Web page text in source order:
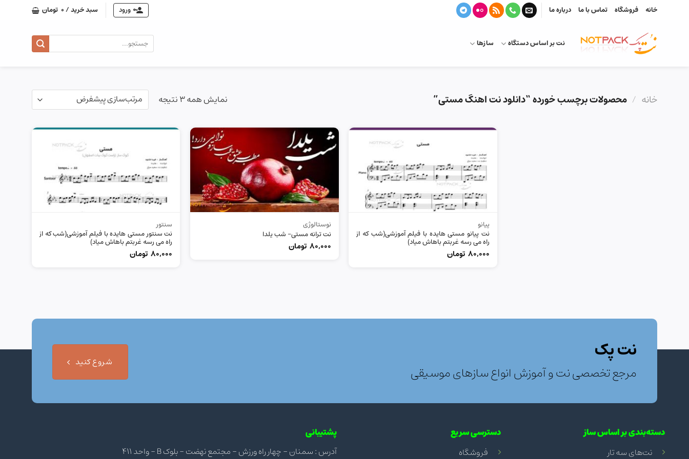
خانه فروشگاه تماس با ما درباره ما ورود سبد خرید /0 تومان
نت بر اساس دستگاه سازها
جستجو
برای:
خانه / محصولات برچسب خورده “دانلود نت اهنگ مستی” نمایش همه 3 نتیجه
پیانو
نت پیانو مستی هایده با فیلم آموزشی(شب که از
راه می رسه غربتم باهاش میاد)
80,000 تومان
نوستالوژی
نت ترانه مستی- شب یلدا
80,000 تومان
سنتور
نت سنتور مستی هایده با فیلم آموزشی(شب که از
راه می رسه غربتم باهاش میاد)
80,000 تومان
نت پک
مرجع تخصصی نت و آموزش انواع سازهای موسیقی
شروع کنید
دسته‌بندی بر اساس ساز
نت‌های سه تار
دسترسی سریع
فروشگاه
پشتیبانی
آدرس : سمنان - چهار راه ورزش - مجتمع نهضت - بلوک B - واحد 411